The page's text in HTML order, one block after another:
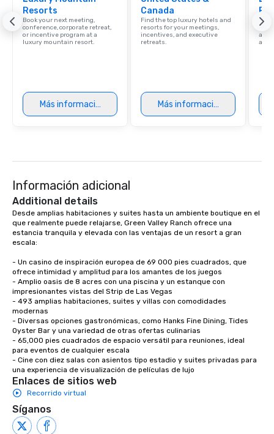
Resorts
Book your next meeting,
conference, corporate retreat,
or incentive program at a
luxury mountain resort.
Más información
Canada
Find the top luxury hotels and
resorts for your meetings,
incentives, and executive
retreats.
Más información
with
and
Información adicional
Additional details
Desde amplias habitaciones y suites hasta un ambiente boutique en el
que realmente puede relajarse, Green Valley Ranch ofrece una
estancia tranquila y elevada con las ventajas de un resort a gran
escala:
- Un casino de inspiración europea de 69 000 pies cuadrados, que
ofrece intimidad y amplitud para los amantes de los juegos
- Amplio oasis de 8 acres con una piscina y un estanque con
impresionantes vistas del Strip de Las Vegas
- 493 amplias habitaciones, suites y villas con comodidades
modernas
- Diversas opciones gastronómicas, como Hanks Fine Dining, Tides
Oyster Bar y una variedad de otras ofertas culinarias
- 65,000 pies cuadrados de espacio versátil para reuniones, ideal
para eventos de cualquier escala
- Cine con diez salas con asientos tipo estadio y suites privadas para
una experiencia de visualización de películas de lujo
Enlaces de sitios web
Recorrido virtual
Síganos